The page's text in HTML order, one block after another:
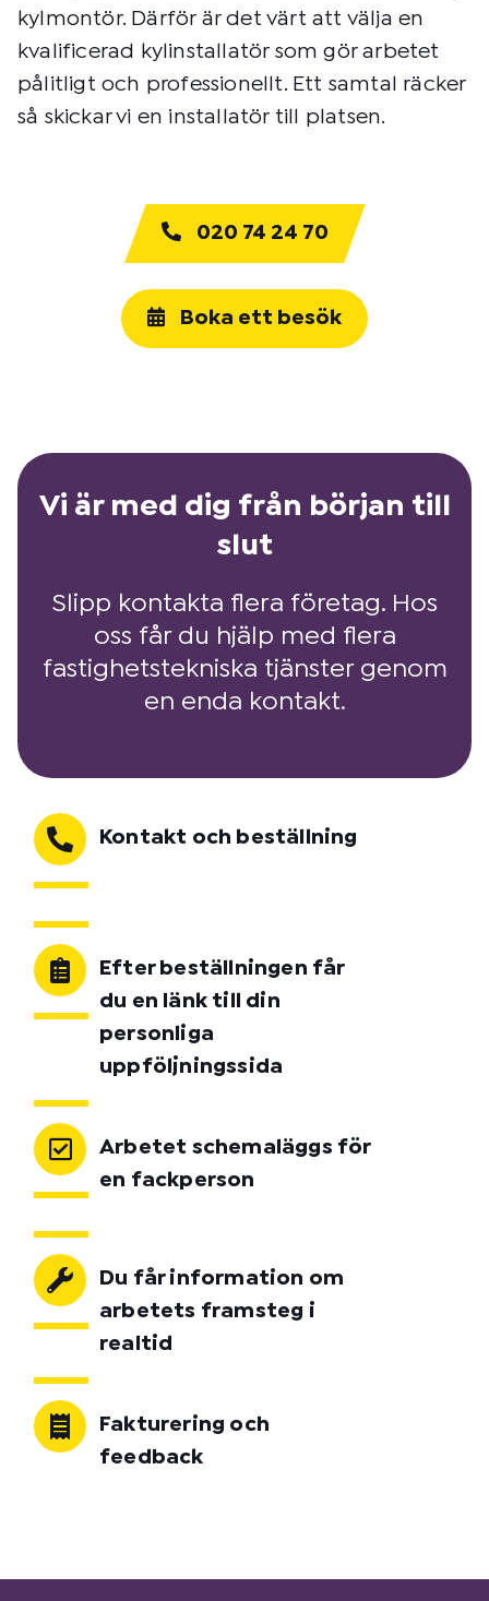
kylmontör. Därför är det värt att välja en
kvalificerad kylinstallatör som gör arbetet
pålitligt och professionellt. Ett samtal räcker
så skickar vi en installatör till platsen.
020 74 24 70
Boka ett besök
Vi är med dig från början till
slut
Slipp kontakta flera företag. Hos
oss får du hjälp med flera
fastighetstekniska tjänster genom
en enda kontakt.
Kontakt och beställning
Efter beställningen får
du en länk till din
personliga
uppföljningssida
Arbetet schemaläggs för
en fackperson
Du får information om
arbetets framsteg i
realtid
Fakturering och
feedback